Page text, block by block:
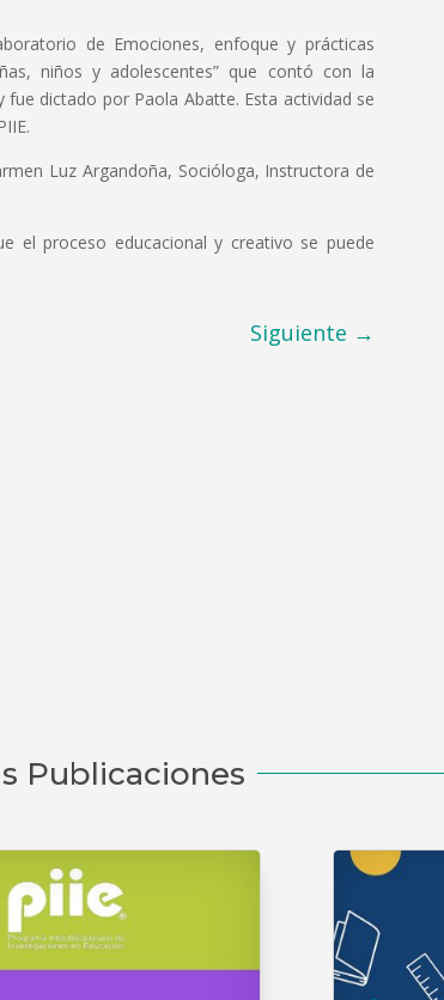
de Emociones, enfoque y prácticas
niños y adolescentes” que contó con la
dictado por Paola Abatte. Esta actividad se
Luz Argandoña, Socióloga, Instructora de
el proceso educacional y creativo se puede
Siguiente →
Publicaciones